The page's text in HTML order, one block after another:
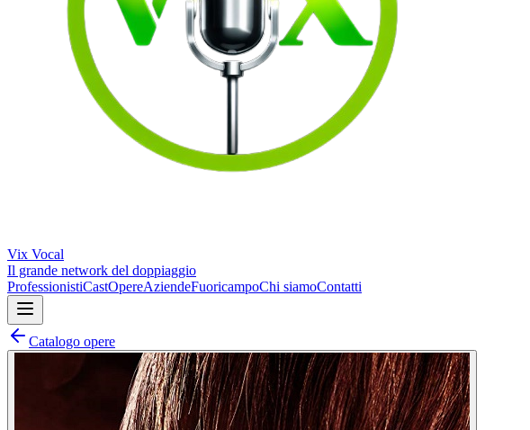
Vix Vocal
Il grande network del doppiaggio
ProfessionistiCastOpereAziendeFuoricampoChi siamoContatti
Catalogo opere